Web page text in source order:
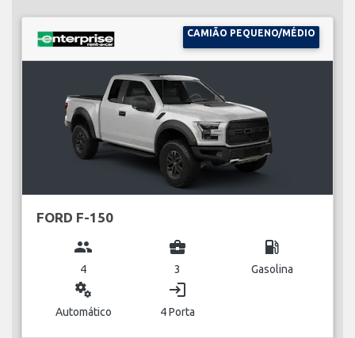
CAMIÃO PEQUENO/MÉDIO
FORD F-150
group
4
business_center
3
local_gas_station
Gasolina
miscellaneous_services
Automático
login
4 Porta